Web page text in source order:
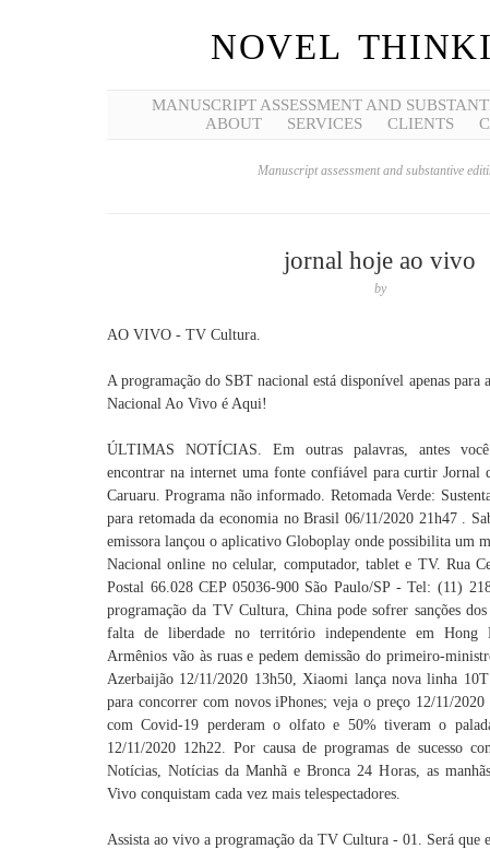
NOVEL
MANUSCRIPT ASSESSMENT AND
ABOUT
SERVICES CLIENTS
Manuscript assessment and substantive
jornal hoje ao vivo
by
AO VIVO - TV Cultura.
A programação do SBT nacional está disponível apenas para
Nacional Ao Vivo é Aqui!
ÚLTIMAS NOTÍCIAS. Em outras palavras, antes você
encontrar na internet uma fonte confiável para curtir
Caruaru. Programa não informado. Retomada Verde:
para retomada da economia no Brasil 06/11/2020 21h47 .
emissora lançou o aplicativo Globoplay onde possibilita um
Nacional online no celular, computador, tablet e TV. Rua
Postal 66.028 CEP 05036-900 São Paulo/SP - Tel: (11)
programação da TV Cultura, China pode sofrer sanções
falta de liberdade no território independente em Hong
Armênios vão às ruas e pedem demissão do primeiro-
Azerbaijão 12/11/2020 13h50, Xiaomi lança nova linha
para concorrer com novos iPhones; veja o preço 12/11/2020
com Covid-19 perderam o olfato e 50% tiveram o
12/11/2020 12h22. Por causa de programas de sucesso
Notícias, Notícias da Manhã e Bronca 24 Horas, as
Vivo conquistam cada vez mais telespectadores.
Assista ao vivo a programação da TV Cultura - 01. Será que